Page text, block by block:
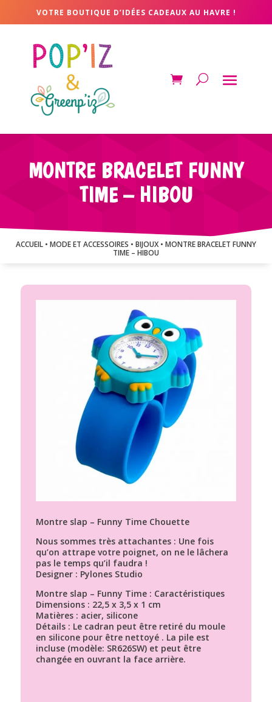
VOTRE BOUTIQUE D’IDÉES CADEAUX AU HAVRE !
MONTRE BRACELET FUNNY
TIME – HIBOU
ACCUEIL • MODE ET ACCESSOIRES • BIJOUX• MONTRE BRACELET FUNNY
TIME – HIBOU
Montre slap – Funny Time Chouette
Nous sommes très attachantes : Une fois
qu’on attrape votre poignet, on ne le lâchera
pas le temps qu’il faudra !
Designer : Pylones Studio
Montre slap – Funny Time : Caractéristiques
Dimensions : 22,5 x 3,5 x 1 cm
Matières : acier, silicone
Détails : Le cadran peut être retiré du moule
en silicone pour être nettoyé . La pile est
incluse (modèle: SR626SW) et peut être
changée en ouvrant la face arrière.